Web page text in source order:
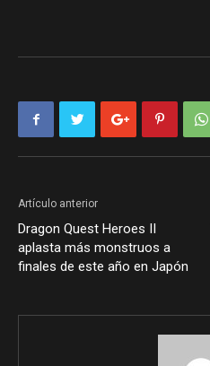
Artículo anterior
Dragon Quest Heroes II
aplasta más monstruos a
finales de este año en Japón